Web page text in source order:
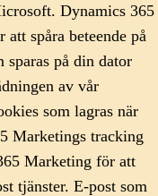
Dynamics 365
spåra beteende på
på din dator
av vår
som lagras när
Marketings tracking
Marketing för att
tjänster. E-post som